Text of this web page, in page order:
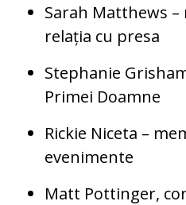
Sarah Matthews
relația cu presa
Stephanie
Primei Doamne
Rickie Niceta –
evenimente
Matt Pottinger,